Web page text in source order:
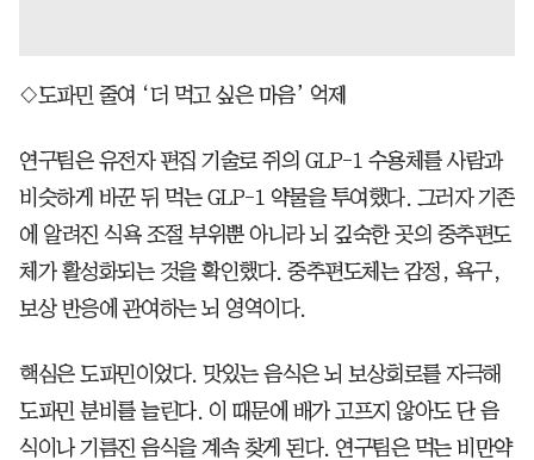
◇도파민 줄여 ‘더 먹고 싶은 마음’ 억제
연구팀은 유전자 편집 기술로 쥐의 GLP-1 수용체를 사람과
비슷하게 바꾼 뒤 먹는 GLP-1 약물을 투여했다. 그러자 기존
에 알려진 식욕 조절 부위뿐 아니라 뇌 깊숙한 곳의 중추편도
체가 활성화되는 것을 확인했다. 중추편도체는 감정, 욕구,
보상 반응에 관여하는 뇌 영역이다.
핵심은 도파민이었다. 맛있는 음식은 뇌 보상회로를 자극해
도파민 분비를 늘린다. 이 때문에 배가 고프지 않아도 단 음
식이나 기름진 음식을 계속 찾게 된다. 연구팀은 먹는 비만약